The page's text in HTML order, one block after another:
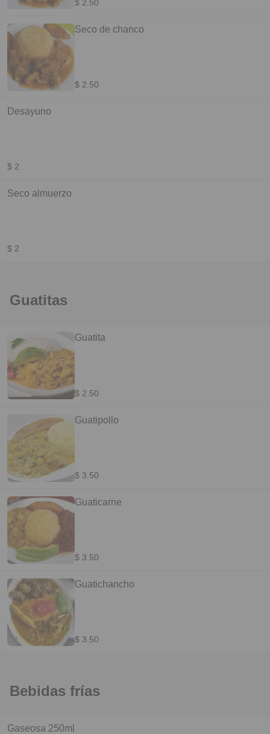
$ 2.50
Seco de chanco
$ 2.50
Desayuno
$ 2
Seco almuerzo
$ 2
Guatitas
Guatita
$ 2.50
Guatipollo
$ 3.50
Guaticarne
$ 3.50
Guatichancho
$ 3.50
Bebidas frías
Gaseosa 250ml